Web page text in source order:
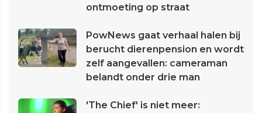
ontmoeting op straat
PowNews gaat verhaal halen bij
berucht dierenpension en wordt
zelf aangevallen: cameraman
belandt onder drie man
'The Chief' is niet meer: